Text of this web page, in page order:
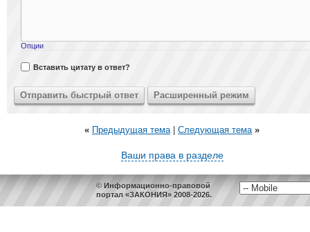
Опции
Вставить цитату в ответ?
« Предыдущая тема| Следующая тема »
Ваши права в разделе
© Информационно-правовой
портал «ЗАКОНИЯ» 2008-2026.